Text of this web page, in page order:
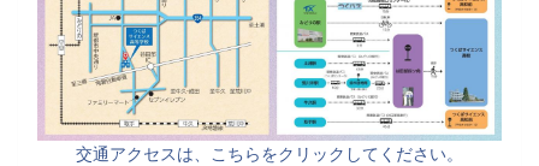
交通アクセスは、こちらをクリックしてください。